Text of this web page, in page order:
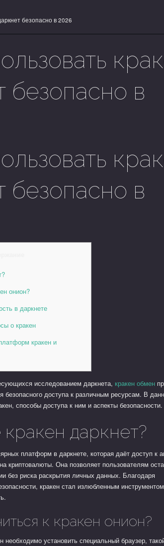
безопасно в 2026
безопасно в
безопасно в
онион?
в даркнете
о кракен
кракен и
исследованием даркнета, кракен обмен
доступа к различным ресурсам. В
способы доступа к ним и аспекты безопасности.
кракен даркнет?
платформ в даркнете, которая даёт доступ к
криптовалюты. Она позволяет пользователям
без риска раскрытия личных данных. Благодаря
кракен стал излюбленным
к кракен онион?
необходимо установить специальный браузер,